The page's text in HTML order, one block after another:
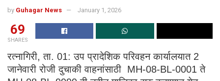
by Guhagar News January 1, 2026
69
SHARES
रत्नागिरी, ता. 01: उप प्रादेशिक परिवहन कार्यालयात 2
जानेवारी रोजी दुचाकी वाहनांसाठी MH-08-BL-0001 ते